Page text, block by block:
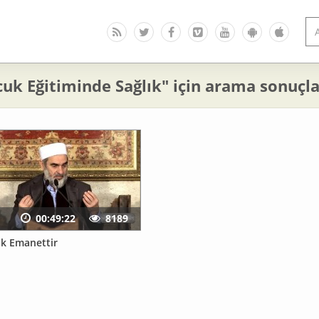
Eğitiminde Sağlık" için arama
Emanettir
00:49:22 8189